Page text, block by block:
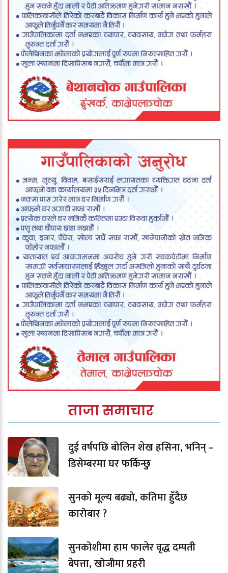
ताजा समाचार
दुई वर्षपछि बोलिन शेख हसिना, भनिन् –
डिसेम्बरमा घर फर्किन्छु
सुनको मूल्य बढ्यो, कतिमा हुँदैछ
कारोबार ?
सुनकोशीमा हाम फालेर वृद्ध दम्पती
बेपत्ता, खोजीमा प्रहरी